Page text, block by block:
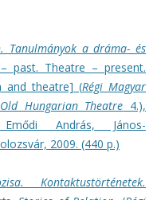
Tanulmányok a dráma- és
past. Theatre – present.
and theatre] (Régi Magyar
Old Hungarian Theatre 4.),
András, János-
2009. (440 p.)
Kontaktustörténetek.